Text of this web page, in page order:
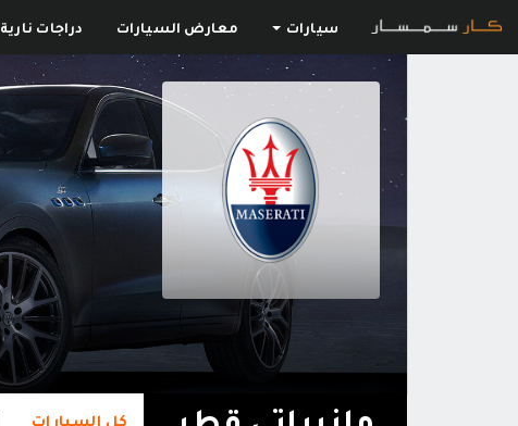
سيارات معارض السيارات دراجات نارية
كل السيارات